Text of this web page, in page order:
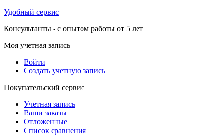
Удобный сервис
Консультанты - с опытом работы от 5 лет
Моя учетная запись
Войти
Создать учетную запись
Покупательский сервис
Учетная запись
Ваши заказы
Отложенные
Список сравнения